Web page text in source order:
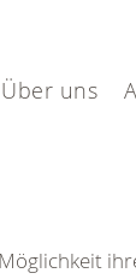
Über uns